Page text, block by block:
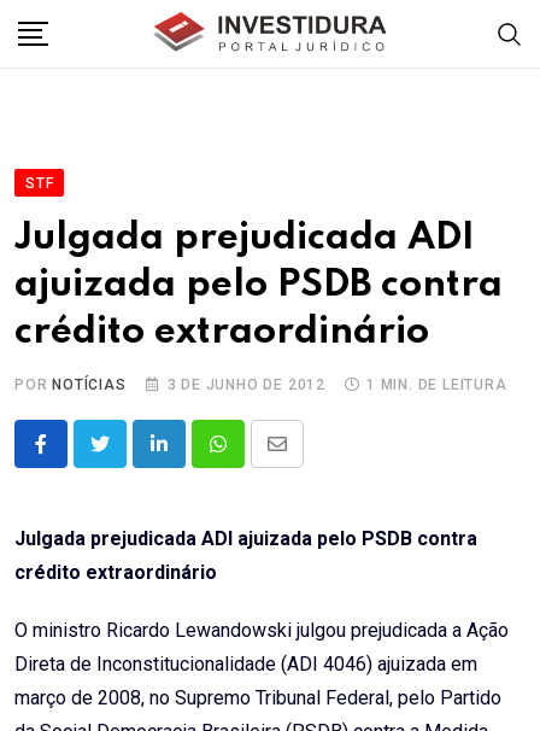
STF
Julgada prejudicada ADI
ajuizada pelo PSDB contra
crédito extraordinário
POR NOTÍCIAS 3 DE JUNHO DE 2012 1 MIN. DE LEITURA
LinkedInWhatsappShare
Email
Julgada prejudicada ADI ajuizada pelo PSDB contra
crédito extraordinário
O ministro Ricardo Lewandowski julgou prejudicada a Ação
Direta de Inconstitucionalidade (ADI 4046) ajuizada em
março de 2008, no Supremo Tribunal Federal, pelo Partido